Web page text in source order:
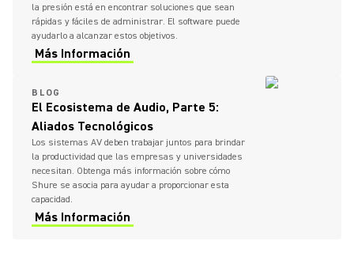
la presión está en encontrar soluciones que sean
rápidas y fáciles de administrar. El software puede
ayudarlo a alcanzar estos objetivos.
Más Información
BLOG
El Ecosistema de Audio, Parte 5:
Aliados Tecnológicos
Los sistemas AV deben trabajar juntos para brindar
la productividad que las empresas y universidades
necesitan. Obtenga más información sobre cómo
Shure se asocia para ayudar a proporcionar esta
capacidad.
Más Información